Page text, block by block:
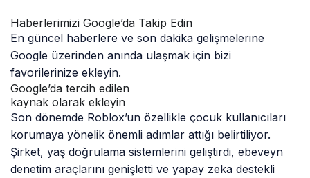
Haberlerimizi Google’da Takip Edin
En güncel haberlere ve son dakika gelişmelerine
Google üzerinden anında ulaşmak için bizi
favorilerinize ekleyin.
Google’da tercih edilen
kaynak olarak ekleyin
Son dönemde Roblox’un özellikle çocuk kullanıcıları
korumaya yönelik önemli adımlar attığı belirtiliyor.
Şirket, yaş doğrulama sistemlerini geliştirdi, ebeveyn
denetim araçlarını genişletti ve yapay zeka destekli